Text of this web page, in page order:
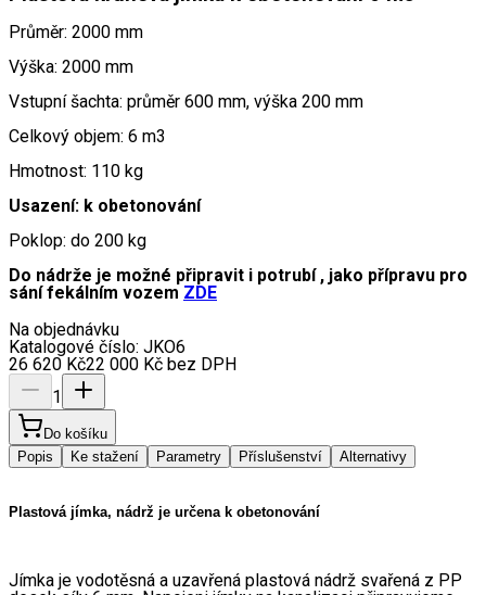
Průměr: 2000 mm
Výška: 2000 mm
Vstupní šachta: průměr 600 mm, výška 200 mm
Celkový objem: 6 m3
Hmotnost: 110 kg
Usazení: k obetonování
Poklop: do 200 kg
Do nádrže je možné připravit i potrubí , jako přípravu pro
sání fekálním vozem ZDE
Na objednávku
Katalogové číslo: JKO6
26 620 Kč22 000 Kč bez DPH
1
Do košíku
Popis
Ke stažení Parametry Příslušenství Alternativy
Plastová jímka, nádrž je určena k obetonování
Jímka je vodotěsná a uzavřená plastová nádrž svařená z PP